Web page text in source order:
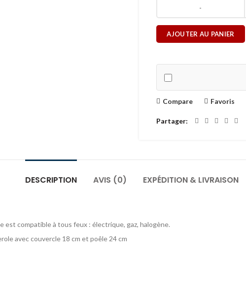
AJOUTER AU PANIER
Compare Favoris
Partager
DESCRIPTION AVIS (0) EXPÉDITION & LIVRAISON
est compatible à tous feux : électrique, gaz, halogène.
avec couvercle 18 cm et poêle 24 cm